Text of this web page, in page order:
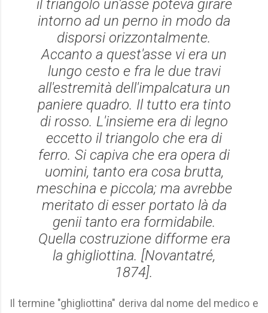
il triangolo un'asse poteva girare
intorno ad un perno in modo da
disporsi orizzontalmente.
Accanto a quest'asse vi era un
lungo cesto e fra le due travi
all'estremità dell'impalcatura un
paniere quadro. Il tutto era tinto
di rosso. L'insieme era di legno
eccetto il triangolo che era di
ferro. Si capiva che era opera di
uomini, tanto era cosa brutta,
meschina e piccola; ma avrebbe
meritato di esser portato là da
genii tanto era formidabile.
Quella costruzione difforme era
la ghigliottina. [Novantatré,
1874].
Il termine "ghigliottina" deriva dal nome del medico e